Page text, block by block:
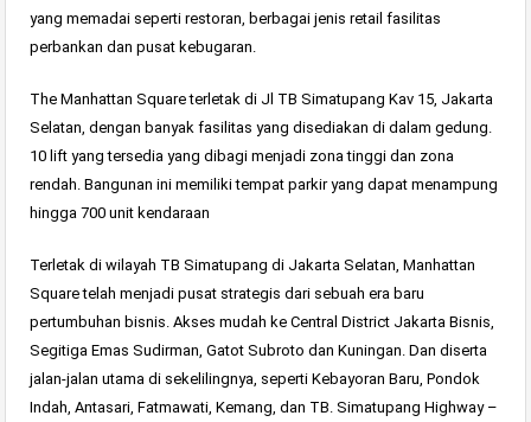
yang memadai seperti restoran, berbagai jenis retail fasilitas
perbankan dan pusat kebugaran.
The Manhattan Square terletak di Jl TB Simatupang Kav 15, Jakarta
Selatan, dengan banyak fasilitas yang disediakan di dalam gedung.
10 lift yang tersedia yang dibagi menjadi zona tinggi dan zona
rendah. Bangunan ini memiliki tempat parkir yang dapat menampung
hingga 700 unit kendaraan
Terletak di wilayah TB Simatupang di Jakarta Selatan, Manhattan
Square telah menjadi pusat strategis dari sebuah era baru
pertumbuhan bisnis. Akses mudah ke Central District Jakarta Bisnis,
Segitiga Emas Sudirman, Gatot Subroto dan Kuningan. Dan diserta
jalan-jalan utama di sekelilingnya, seperti Kebayoran Baru, Pondok
Indah, Antasari, Fatmawati, Kemang, dan TB. Simatupang Highway –